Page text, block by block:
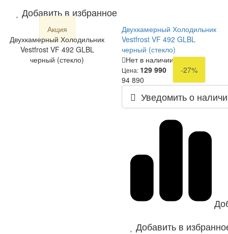
Добавить в избранное
Акция
Двухкамерный Холодильник
Vestfrost VF 492 GLBL
черный (стекло)
Двухкамерный Холодильник
Vestfrost VF 492 GLBL
черный (стекло)
Нет в наличии
Цена: 129 990
-27%
94 890
Уведомить о
Добавить в